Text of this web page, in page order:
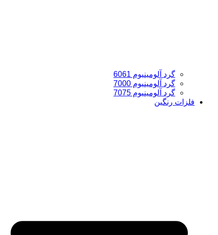
گرد آلومینیوم 6061
گرد آلومینیوم 7000
گرد آلومینیوم 7075
فلزات رنگین